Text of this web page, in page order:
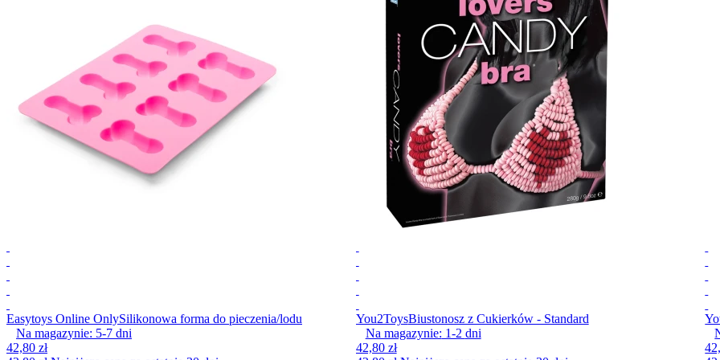
Easytoys Online OnlySilikonowa forma do pieczenia/lodu
Na magazynie: 5-7 dni
42,80 zł
You2ToysBiustonosz z Cukierków - Standard
Na magazynie: 1-2 dni
42,80 zł